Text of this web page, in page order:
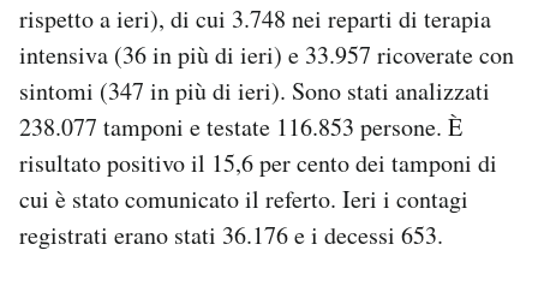
CALENDARIO
AREA PERSONALE
Area Personale
Newsletter
Notifiche mobile
rispetto a ieri), di cui 3.748 nei reparti di terapia
intensiva (36 in più di ieri) e 33.957 ricoverate con
sintomi (347 in più di ieri). Sono stati analizzati
238.077 tamponi e testate 116.853 persone. È
risultato positivo il 15,6 per cento dei tamponi di
cui è stato comunicato il referto. Ieri i contagi
registrati erano stati 36.176 e i decessi 653.